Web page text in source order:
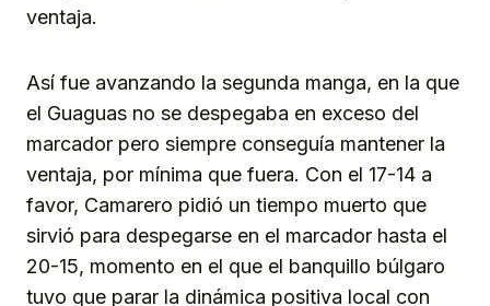
ventaja.
Así fue avanzando la segunda manga, en la que
el Guaguas no se despegaba en exceso del
marcador pero siempre conseguía mantener la
ventaja, por mínima que fuera. Con el 17-14 a
favor, Camarero pidió un tiempo muerto que
sirvió para despegarse en el marcador hasta el
20-15, momento en el que el banquillo búlgaro
tuvo que parar la dinámica positiva local con